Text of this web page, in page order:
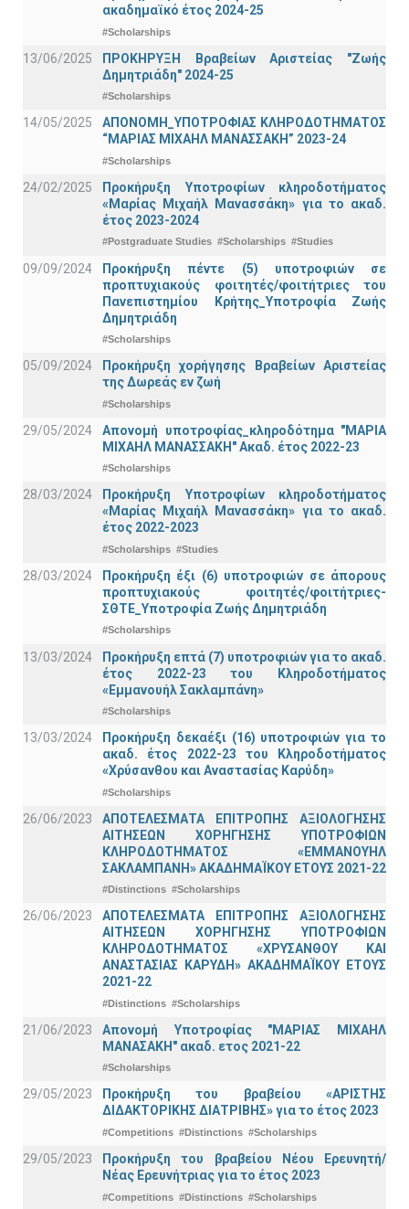
ακαδημαϊκό έτος 2024-25
#Scholarships
13/06/2025
ΠΡΟΚΗΡΥΞΗ Βραβείων Αριστείας "Ζωής
Δημητριάδη" 2024-25
#Scholarships
14/05/2025
ΑΠΟΝΟΜΗ_ΥΠΟΤΡΟΦΙΑΣ ΚΛΗΡΟΔΟΤΗΜΑΤΟΣ
“ΜΑΡΙΑΣ ΜΙΧΑΗΛ ΜΑΝΑΣΣΑΚΗ” 2023-24
#Scholarships
24/02/2025
Προκήρυξη Υποτροφίων κληροδοτήματος
«Μαρίας Μιχαήλ Μανασσάκη» για το ακαδ.
έτος 2023-2024
#Postgraduate Studies #Scholarships #Studies
09/09/2024
Προκήρυξη πέντε (5) υποτροφιών σε
προπτυχιακούς φοιτητές/φοιτήτριες του
Πανεπιστημίου Κρήτης_Υποτροφία Ζωής
Δημητριάδη
#Scholarships
05/09/2024
Προκήρυξη χορήγησης Βραβείων Αριστείας
της Δωρεάς εν ζωή
#Scholarships
29/05/2024
Απονομή υποτροφίας_κληροδότημα "ΜΑΡΙΑ
ΜΙΧΑΗΛ ΜΑΝΑΣΣΑΚΗ" Ακαδ. έτος 2022-23
#Scholarships
28/03/2024
Προκήρυξη Υποτροφίων κληροδοτήματος
«Μαρίας Μιχαήλ Μανασσάκη» για το ακαδ.
έτος 2022-2023
#Scholarships #Studies
28/03/2024
Προκήρυξη έξι (6) υποτροφιών σε άπορους
προπτυχιακούς φοιτητές/φοιτήτριες-
ΣΘΤΕ_Υποτροφία Ζωής Δημητριάδη
#Scholarships
13/03/2024
Προκήρυξη επτά (7) υποτροφιών για το ακαδ.
έτος 2022-23 του Κληροδοτήματος
«Εμμανουήλ Σακλαμπάνη»
#Scholarships
13/03/2024
Προκήρυξη δεκαέξι (16) υποτροφιών για το
ακαδ. έτος 2022-23 του Κληροδοτήματος
«Χρύσανθου και Αναστασίας Καρύδη»
#Scholarships
26/06/2023
ΑΠΟΤΕΛΕΣΜΑΤΑ ΕΠΙΤΡΟΠΗΣ ΑΞΙΟΛΟΓΗΣΗΣ
ΑΙΤΗΣΕΩΝ ΧΟΡΗΓΗΣΗΣ ΥΠΟΤΡΟΦΙΩΝ
ΚΛΗΡΟΔΟΤΗΜΑΤΟΣ «ΕΜΜΑΝΟΥΗΛ
ΣΑΚΛΑΜΠΑΝΗ» ΑΚΑΔΗΜΑΪΚΟΥ ΕΤΟΥΣ 2021-22
#Distinctions #Scholarships
26/06/2023
ΑΠΟΤΕΛΕΣΜΑΤΑ ΕΠΙΤΡΟΠΗΣ ΑΞΙΟΛΟΓΗΣΗΣ
ΑΙΤΗΣΕΩΝ ΧΟΡΗΓΗΣΗΣ ΥΠΟΤΡΟΦΙΩΝ
ΚΛΗΡΟΔΟΤΗΜΑΤΟΣ «ΧΡΥΣΑΝΘΟΥ ΚΑΙ
ΑΝΑΣΤΑΣΙΑΣ ΚΑΡΥΔΗ» ΑΚΑΔΗΜΑΪΚΟΥ ΕΤΟΥΣ
2021-22
#Distinctions #Scholarships
21/06/2023
Απονομή Υποτροφίας "ΜΑΡΙΑΣ ΜΙΧΑΗΛ
ΜΑΝΑΣΑΚΗ" ακαδ. ετος 2021-22
#Scholarships
29/05/2023
Προκήρυξη του βραβείου «ΑΡΙΣΤΗΣ
ΔΙΔΑΚΤΟΡΙΚΗΣ ΔΙΑΤΡΙΒΗΣ» για το έτος 2023
#Competitions #Distinctions #Scholarships
29/05/2023
Προκήρυξη του βραβείου Νέου Ερευνητή/
Νέας Ερευνήτριας για το έτος 2023
#Competitions #Distinctions #Scholarships